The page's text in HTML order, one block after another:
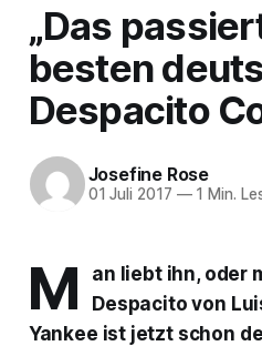
„Das
besten
Despacito
Josefine Rose
01 Juli 2017 —1 Min.
M
an liebt ihn, oder
Despacito von
Yankee ist jetzt schon